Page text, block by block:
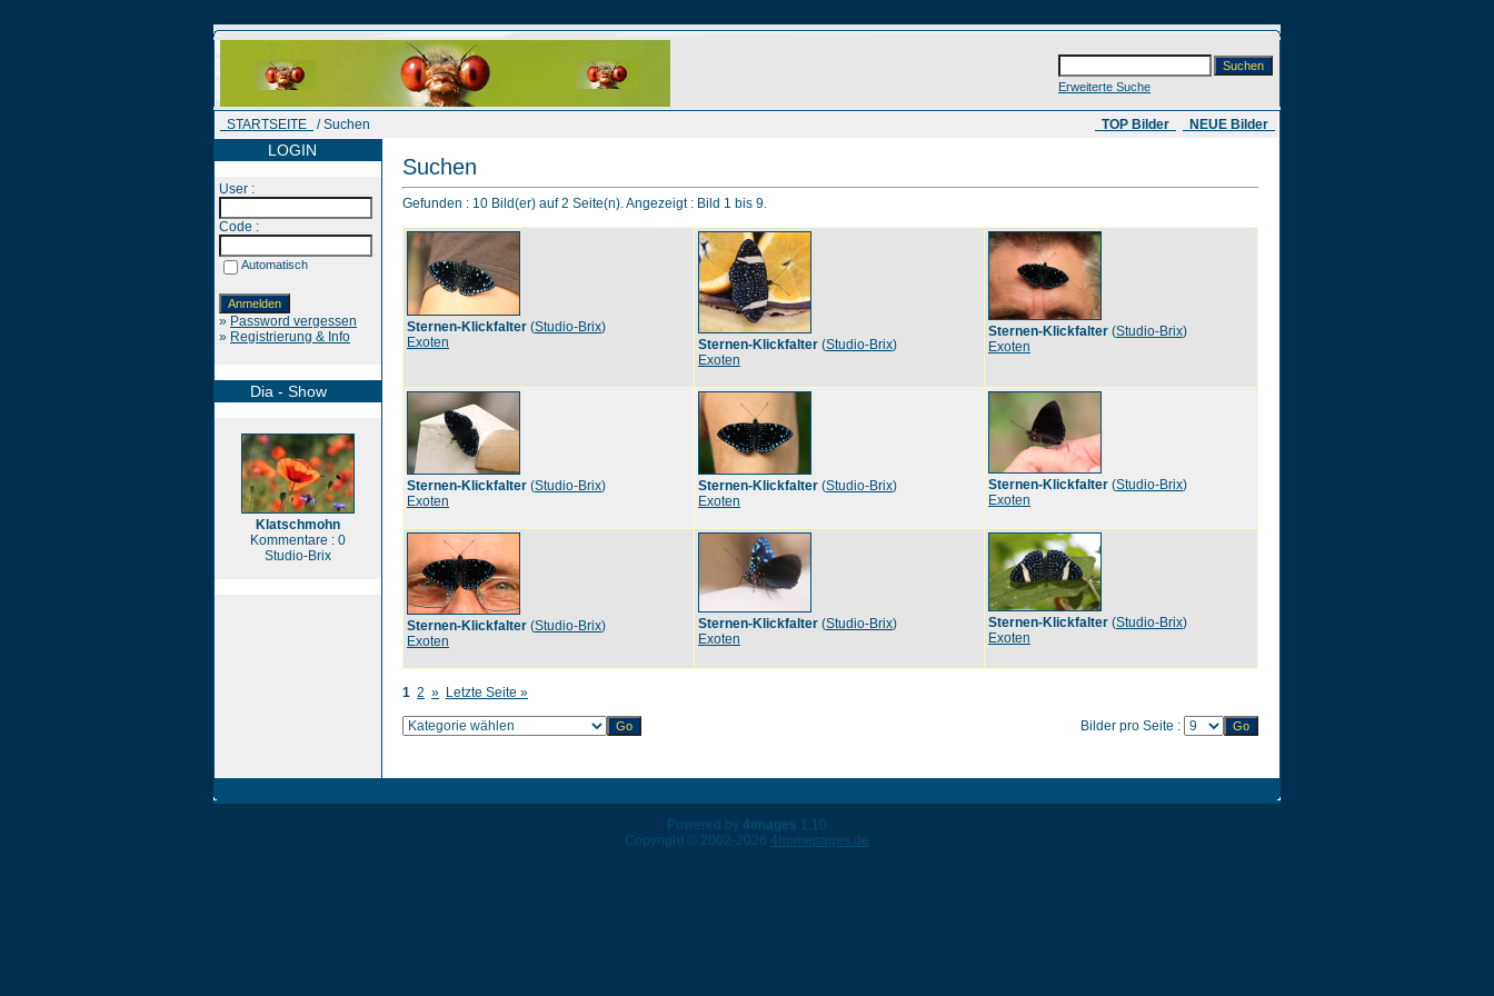
Erweiterte Suche
STARTSEITE / Suchen ​ TOP Bilder NEUE Bilder
LOGIN
User :
Code :
Automatisch
» Password vergessen
» Registrierung & Info
Dia - Show
Klatschmohn
Kommentare : 0
Studio-Brix
Suchen
Gefunden : 10 Bild(er) auf 2 Seite(n). Angezeigt : Bild 1 bis 9.
Sternen-Klickfalter (Studio-Brix)
Exoten
Sternen-Klickfalter (Studio-Brix)
Exoten
Sternen-Klickfalter (Studio-Brix)
Exoten
Sternen-Klickfalter (Studio-Brix)
Exoten
Sternen-Klickfalter (Studio-Brix)
Exoten
Sternen-Klickfalter (Studio-Brix)
Exoten
Sternen-Klickfalter (Studio-Brix)
Exoten
Sternen-Klickfalter (Studio-Brix)
Exoten
Sternen-Klickfalter (Studio-Brix)
Exoten
1 2 » Letzte Seite »
Bilder pro Seite :
Powered by 4images 1.10
Copyright © 2002-2026 4homepages.de